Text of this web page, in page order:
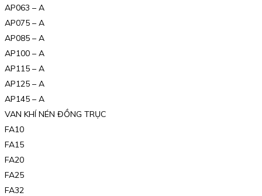
AP063 – A
AP075 – A
AP085 – A
AP100 – A
AP115 – A
AP125 – A
AP145 – A
VAN KHÍ NÉN ĐỒNG TRỤC
FA10
FA15
FA20
FA25
FA32